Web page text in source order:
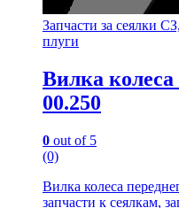
Запчасти за сеялки
плуги
Вилка
00.250
0 out of 5
(0)
Вилка колеса
запчасти к сеялкам,